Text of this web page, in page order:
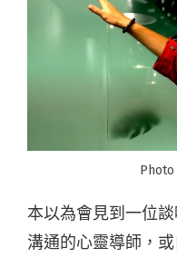
本以為會見到一位
溝通的心靈導師，或